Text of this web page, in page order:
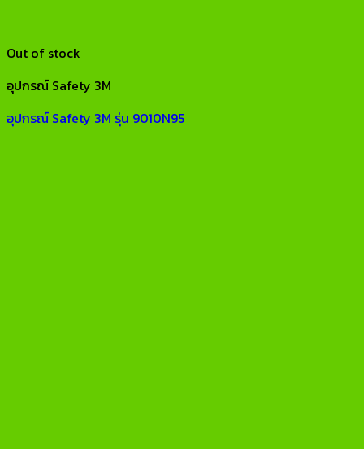
Out of stock
อุปกรณ์ Safety 3M
อุปกรณ์ Safety 3M รุ่น 9010N95